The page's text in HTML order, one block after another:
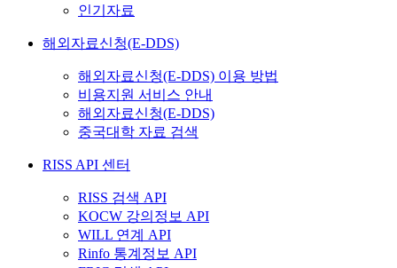
인기자료
해외자료신청(E-DDS)
해외자료신청(E-DDS) 이용 방법
비용지원 서비스 안내
해외자료신청(E-DDS)
중국대학 자료 검색
RISS API 센터
RISS 검색 API
KOCW 강의정보 API
WILL 연계 API
Rinfo 통계정보 API